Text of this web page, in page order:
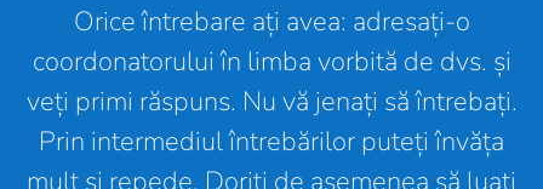
Orice întrebare ați avea: adresați-o
coordonatorului în limba vorbită de dvs. și
veți primi răspuns. Nu vă jenați să întrebați.
Prin intermediul întrebărilor puteți învăța